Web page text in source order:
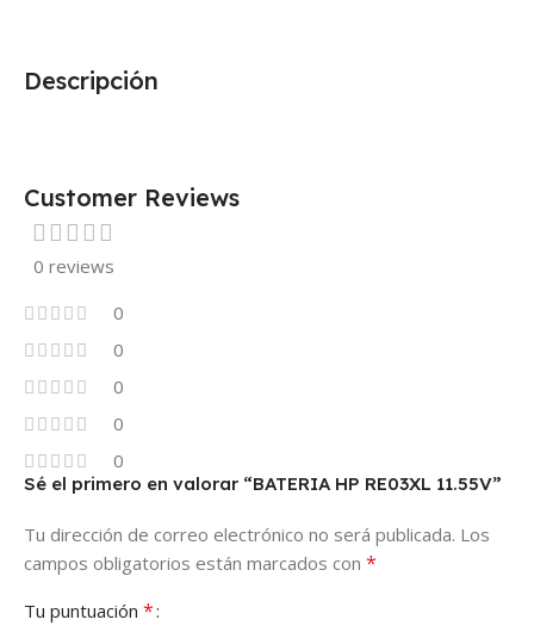
Descripción
Customer Reviews
0 reviews
0
0
0
0
0
Sé el primero en valorar “BATERIA HP RE03XL 11.55V”
Tu dirección de correo electrónico no será publicada. Los
campos obligatorios están marcados con *
Tu puntuación *